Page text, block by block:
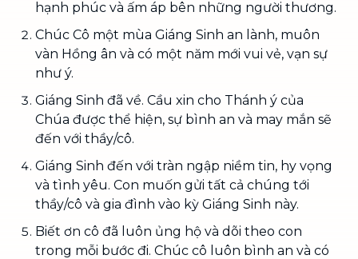
hạnh phúc và ấm áp bên những người thương.
Chúc Cô một mùa Giáng Sinh an lành, muôn
vàn Hồng ân và có một năm mới vui vẻ, vạn sự
như ý.
Giáng Sinh đã về. Cầu xin cho Thánh ý của
Chúa được thể hiện, sự bình an và may mắn sẽ
đến với thầy/cô.
Giáng Sinh đến với tràn ngập niềm tin, hy vọng
và tình yêu. Con muốn gửi tất cả chúng tới
thầy/cô và gia đình vào kỳ Giáng Sinh này.
Biết ơn cô đã luôn ủng hộ và dõi theo con
trong mỗi bước đi. Chúc cô luôn bình an và có